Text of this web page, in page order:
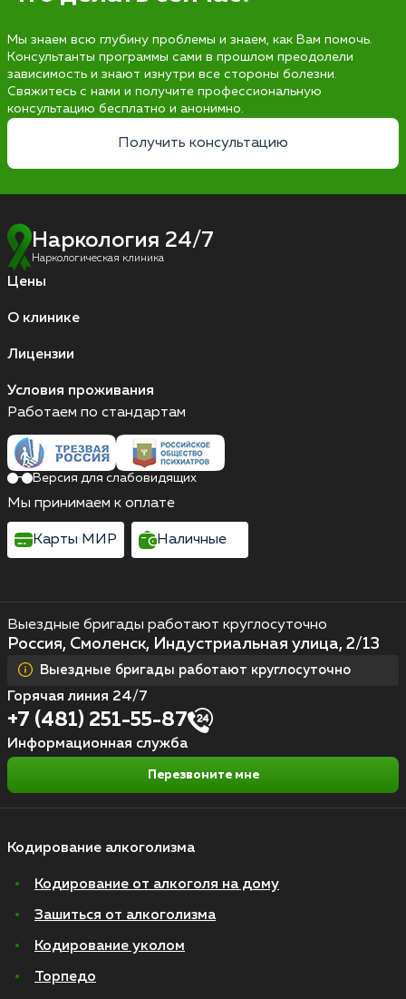
Мы знаем всю глубину проблемы и знаем, как Вам помочь.
Консультанты программы сами в прошлом преодолели
зависимость и знают изнутри все стороны болезни.
Свяжитесь с нами и получите профессиональную
консультацию бесплатно и анонимно.
Получить консультацию
Наркология 24/7
Наркологическая клиника
Цены
О клинике
Лицензии
Условия проживания
Кодирование алкоголизма
Кодирование от алкоголя на дому
Зашиться от алкоголизма
Кодирование уколом
Торпедо
Выездные бригады работают круглосуточно
Россия, Смоленск, Индустриальная улица, 2/13
Выездные бригады работают круглосуточно
Горячая линия 24/7
+7 (481) 251-55-87
Информационная служба
Перезвоните мне
Работаем по стандартам
Версия для слабовидящих
Мы принимаем к оплате
Карты МИР Наличные